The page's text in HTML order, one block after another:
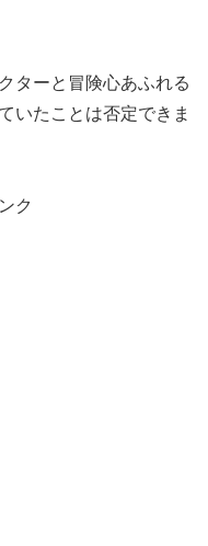
ターと冒険心あふれる
いたことは否定できま
ク